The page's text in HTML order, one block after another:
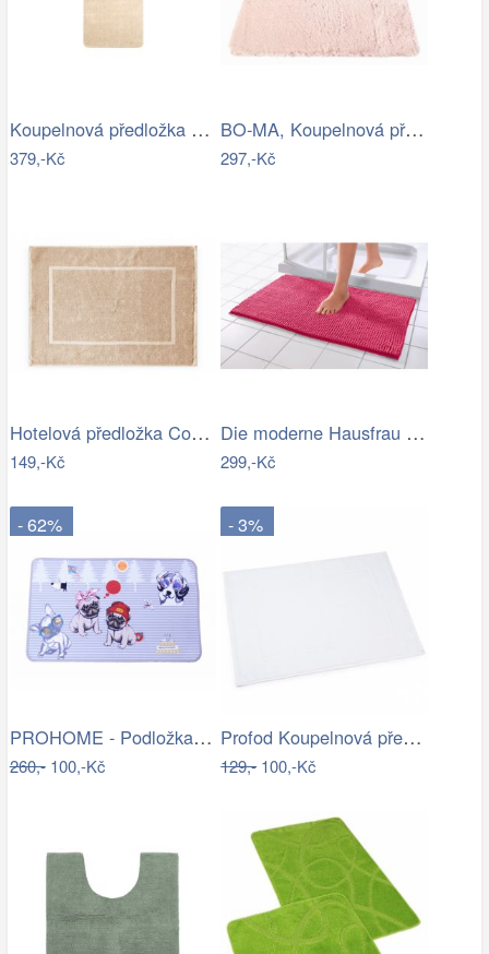
Koupelnová předložka Optima 60x90 cm…
379,-Kč
BO-MA, Koupelnová předložka Rabbit New…
297,-Kč
Hotelová předložka Comfort krémová 750g…
149,-Kč
Die moderne Hausfrau Koupelnová…
299,-Kč
- 62%
PROHOME - Podložka 80x50cm Pes
260,-100,-Kč
- 3%
Profod Koupelnová předložka 2S bílá…
129,-100,-Kč